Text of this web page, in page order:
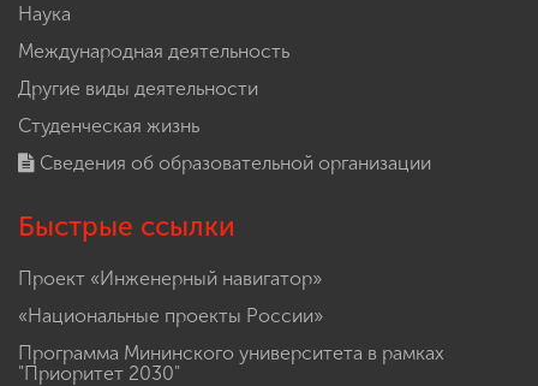
Наука
Международная деятельность
Другие виды деятельности
Студенческая жизнь
Сведения об образовательной организации
Быстрые ссылки
Проект «Инженерный навигатор»
«Национальные проекты России»
Программа Мининского университета в рамках
"Приоритет 2030"